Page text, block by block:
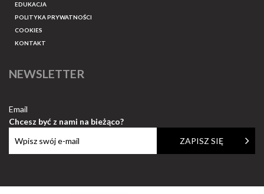
EDUKACJA
POLITYKA PRYWATNOŚCI
COOKIES
KONTAKT
NEWSLETTER
Email
Chcesz być z nami na bieżąco?